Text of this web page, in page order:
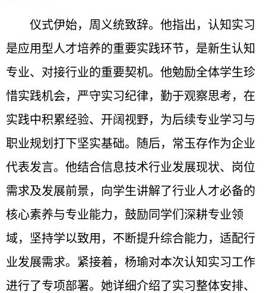
仪式伊始，周义统致辞。他指出，认知实习
是应用型人才培养的重要实践环节，是新生认知
专业、对接行业的重要契机。他勉励全体学生珍
惜实践机会，严守实习纪律，勤于观察思考，在
实践中积累经验、开阔视野，为后续专业学习与
职业规划打下坚实基础。随后，常玉存作为企业
代表发言。他结合信息技术行业发展现状、岗位
需求及发展前景，向学生讲解了行业人才必备的
核心素养与专业能力，鼓励同学们深耕专业领
域，坚持学以致用，不断提升综合能力，适配行
业发展需求。紧接着，杨瑜对本次认知实习工作
进行了专项部署。她详细介绍了实习整体安排、